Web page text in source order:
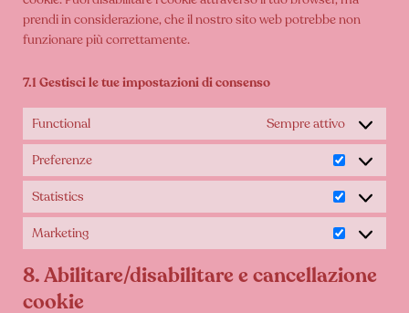
prendi in considerazione, che il nostro sito web potrebbe non
funzionare più correttamente.
7.1 Gestisci le tue impostazioni di consenso
Functional Sempre attivo
Preferenze
Preferenze
Statistics
Statistics
Marketing
Marketing
8. Abilitare/disabilitare e cancellazione
cookie